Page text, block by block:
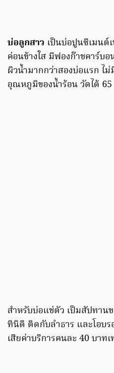
บ่อลูกสาว เป็นบ่อปูนซีเมน
ค่อนข้างใส มีฟองก๊าชคาร์บ
ผิวน้ำมากกว่าสองบ่อแรก ไ
อุณหภูมิของน้ำร้อน วัดได้ 65
สำหรับบ่อแช่ตัว เป็มสัปทาน
ทินิดี ติดกับลำธาร และโอบ
เสียค่าบริการคนละ 40 บาท